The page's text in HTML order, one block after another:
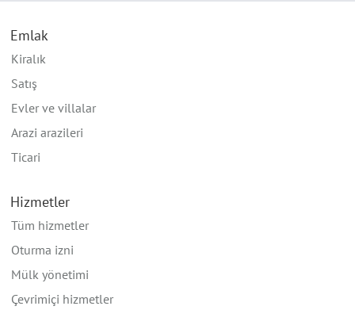
Emlak
Kiralık
Satış
Evler ve villalar
Arazi arazileri
Ticari
Hizmetler
Tüm hizmetler
Oturma izni
Mülk yönetimi
Çevrimiçi hizmetler